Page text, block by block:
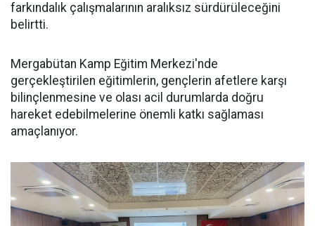
farkındalık çalışmalarının aralıksız sürdürüleceğini
belirtti.
Mergabütan Kamp Eğitim Merkezi'nde
gerçekleştirilen eğitimlerin, gençlerin afetlere karşı
bilinçlenmesine ve olası acil durumlarda doğru
hareket edebilmelerine önemli katkı sağlaması
amaçlanıyor.